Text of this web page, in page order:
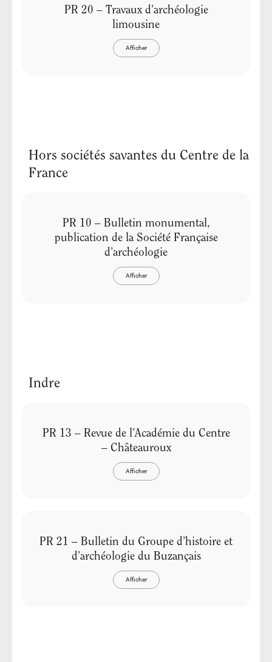
PR 20 – Travaux d’archéologie
limousine
Afficher
Hors sociétés savantes du Centre de la
France
PR 10 – Bulletin monumental,
publication de la Société Française
d’archéologie
Afficher
Indre
PR 13 – Revue de l’Académie du Centre
– Châteauroux
Afficher
PR 21 – Bulletin du Groupe d’histoire et
d’archéologie du Buzançais
Afficher